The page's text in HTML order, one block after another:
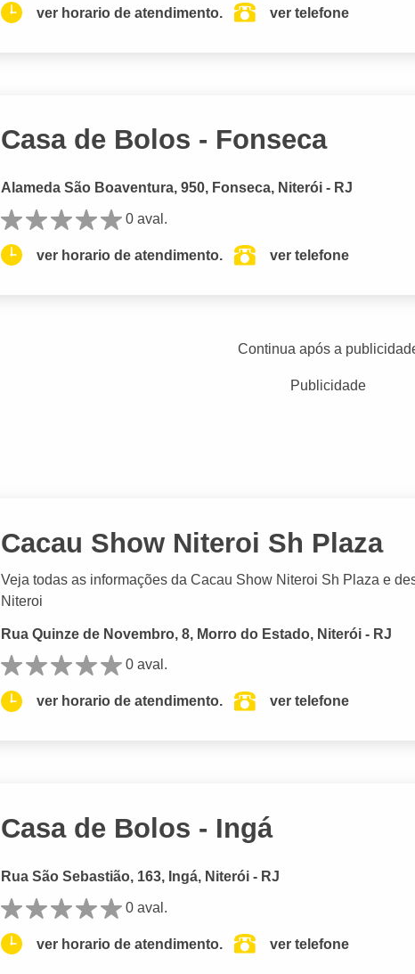
ver horario de atendimento. ver telefone
Casa de Bolos - Fonseca
Alameda São Boaventura, 950, Fonseca, Niterói - RJ
0 aval.
ver horario de atendimento. ver telefone
Continua após a
Publicidade
Cacau Show Niteroi Sh Plaza
Veja todas as informações da Cacau Show Niteroi Sh Plaza e
Niteroi
Rua Quinze de Novembro, 8, Morro do Estado, Niterói - RJ
0 aval.
ver horario de atendimento. ver telefone
Casa de Bolos - Ingá
Rua São Sebastião, 163, Ingá, Niterói - RJ
0 aval.
ver horario de atendimento. ver telefone